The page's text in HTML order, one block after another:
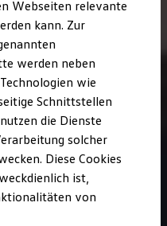
AU
Webseiten relevante
kann. Zur
werden neben
wie
Schnittstellen
die Dienste
solcher
Diese Cookies
ist,
von